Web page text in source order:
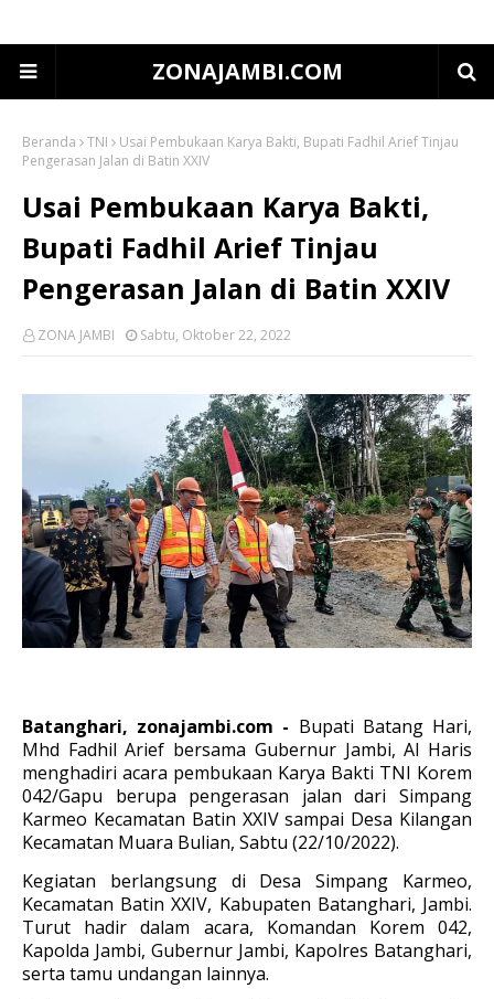
ZONAJAMBI.COM
Beranda TNI
Usai Pembukaan Karya Bakti, Bupati Fadhil Arief Tinjau
Pengerasan Jalan di Batin XXIV
Usai Pembukaan Karya Bakti,
Bupati Fadhil Arief Tinjau
Pengerasan Jalan di Batin XXIV
ZONA JAMBI Sabtu, Oktober 22, 2022
Batanghari, zonajambi.com - Bupati Batang Hari,
Mhd Fadhil Arief bersama Gubernur Jambi, Al Haris
menghadiri acara pembukaan Karya Bakti TNI Korem
042/Gapu berupa pengerasan jalan dari Simpang
Karmeo Kecamatan Batin XXIV sampai Desa Kilangan
Kecamatan Muara Bulian, Sabtu (22/10/2022).
Kegiatan berlangsung di Desa Simpang Karmeo,
Kecamatan Batin XXIV, Kabupaten Batanghari, Jambi.
Turut hadir dalam acara, Komandan Korem 042,
Kapolda Jambi, Gubernur Jambi, Kapolres Batanghari,
serta tamu undangan lainnya.